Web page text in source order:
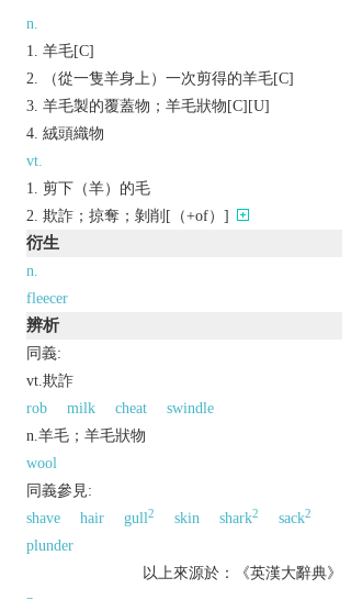
n.
羊毛[C]
（從一隻羊身上）一次剪得的羊毛[C]
羊毛製的覆蓋物；羊毛狀物[C][U]
絨頭織物
vt.
剪下（羊）的毛
欺詐；掠奪；剝削[（+of）]
衍生
n.
fleecer
辨析
同義:
vt.欺詐
rob
milk cheat
swindle
n.羊毛；羊毛狀物
wool
同義參見:
shave
hair gull2 skin shark2 sack2
plunder
以上來源於：《英漢大辭典》
n.